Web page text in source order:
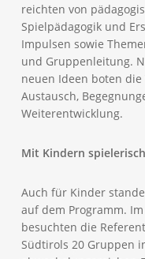
reichten von
Spielpädagogik und
Impulsen sowie
und Gruppenleitung.
neuen Ideen boten
Austausch,
Weiterentwicklung.
Mit Kindern
Auch für Kinder
auf dem Programm.
besuchten die
Südtirols 20 Gruppen